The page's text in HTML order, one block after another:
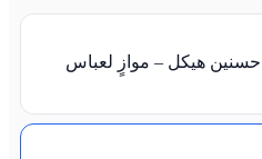
ش محمد حسنين هيكل – موازٍ لعباس